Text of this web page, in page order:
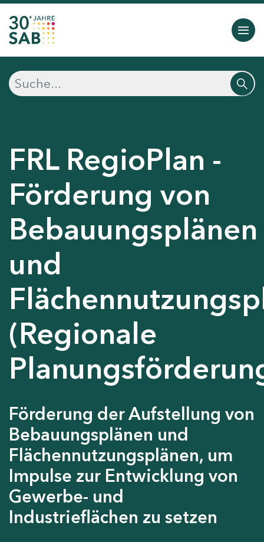
FRL RegioPlan -
Förderung von
Bebauungsplänen
und
(Regionale
Förderung der Aufstellung von
Bebauungsplänen und
Flächennutzungsplänen, um
Impulse zur Entwicklung von
Gewerbe- und
Industrieflächen zu setzen